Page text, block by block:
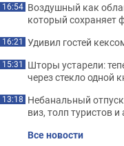
16:54 Воздушный как
который сохраняет
16:21 Удивил гостей
15:31 Шторы устарели:
через стекло одной
13:18 Небанальный
виз, толп туристов
Все новости